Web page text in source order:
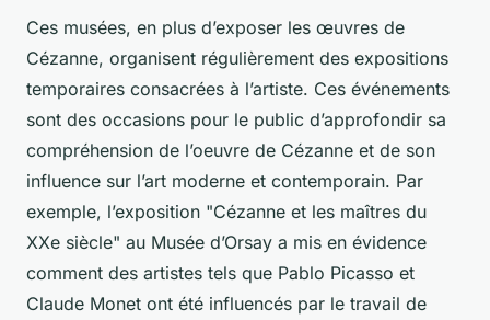
Ces musées, en plus d’exposer les œuvres de
Cézanne, organisent régulièrement des expositions
temporaires consacrées à l’artiste. Ces événements
sont des occasions pour le public d’approfondir sa
compréhension de l’oeuvre de Cézanne et de son
influence sur l’art moderne et contemporain. Par
exemple, l’exposition "Cézanne et les maîtres du
XXe siècle" au Musée d’Orsay a mis en évidence
comment des artistes tels que Pablo Picasso et
Claude Monet ont été influencés par le travail de